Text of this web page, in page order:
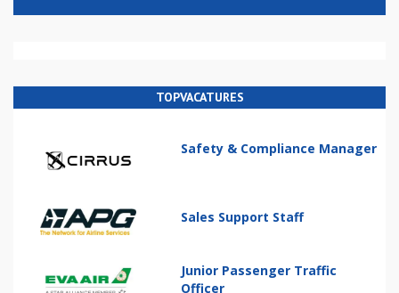
TOPVACATURES
Safety & Compliance Manager
Sales Support Staff
Junior Passenger Traffic
Officer